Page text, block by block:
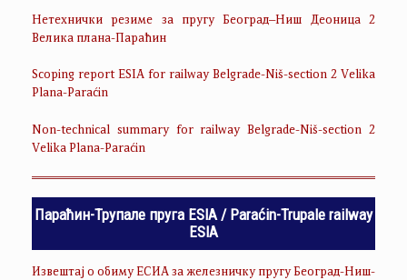
Нетехнички резиме за пругу Београд–Ниш Деоница 2
Велика плана-Параћин
Scoping report ESIA for railway Belgrade-Niš-section 2 Velika
Plana-Paraćin
Non-technical summary for railway Belgrade-Niš-section 2
Velika Plana-Paraćin
Параћин-Трупале пруга ESIA / Paraćin-Trupale railway
ESIA
Извештај о обиму ЕСИА за железничку пругу Београд-Ниш-